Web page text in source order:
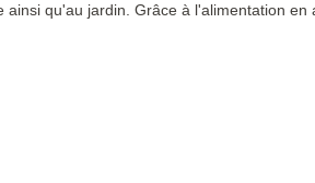
qu'au jardin. Grâce à l'alimentation